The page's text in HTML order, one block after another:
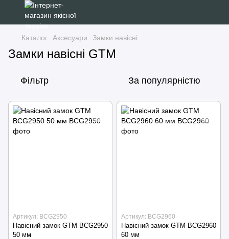
Каталог Аксесуари Замки навісні
Замки навісні GTM
Фільтр За популярністю
Артикул: BCG2950
Навісний замок GTM BCG2950
50 мм
Артикул: BCG2960
Навісний замок GTM BCG2960
60 мм